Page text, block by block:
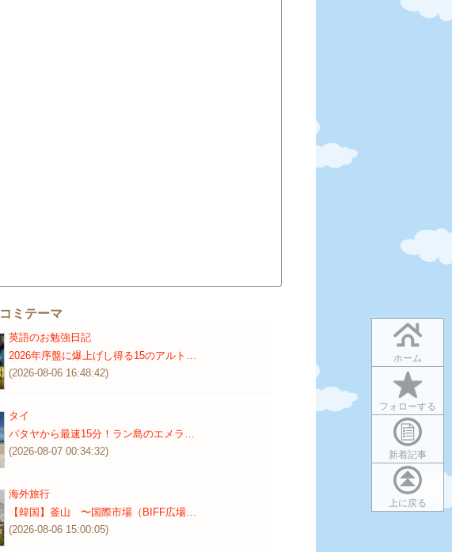
ホーム
フォローする
新着記事
上に戻る
ミテーマ
英語のお勉強日記
2026年序盤に爆上げし得る15のアルト…
(2026-08-06 16:48:42)
タイ
パタヤから最速15分！ラン島のエメラ…
(2026-08-07 00:34:32)
海外旅行
【韓国】釜山 〜国際市場（BIFF広場…
(2026-08-06 15:00:05)